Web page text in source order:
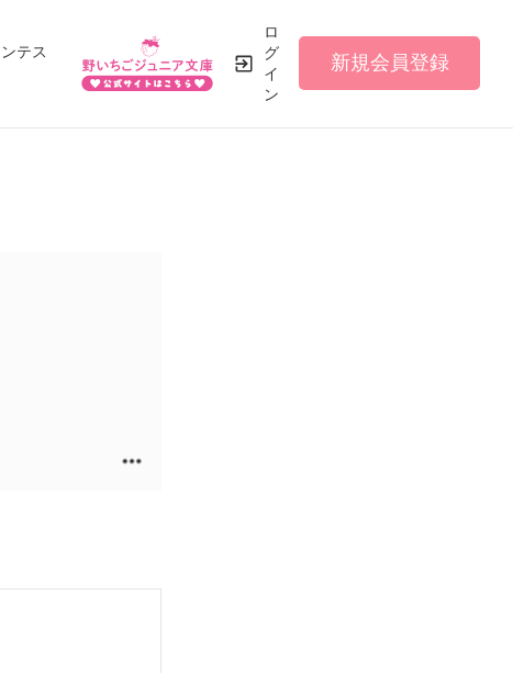
テス
ロ
グ
イ
ン
新規会員登録